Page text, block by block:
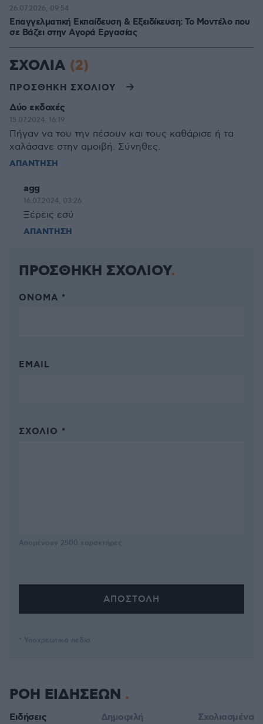
Επαγγελματική Εκπαίδευση & Εξειδίκευση: Το Mοντέλο που
σε Bάζει στην Aγορά Eργασίας
26.07.2026, 09:54
ΣΧΟΛΙΑ (2)
ΠΡΟΣΘΗΚΗ ΣΧΟΛΙΟΥ
Δύο εκδοχές
15.07.2024, 16:19
Πήγαν να του την πέσουν και τους καθάρισε ή τα
χαλάσανε στην αμοιβή. Σύνηθες.
ΑΠΑΝΤΗΣΗ
agg
16.07.2024, 03:26
Ξέρεις εσύ
ΑΠΑΝΤΗΣΗ
ΠΡΟΣΘΗΚΗ ΣΧΟΛΙΟΥ
ΌΝΟΜΑ *
EMAIL
ΣΧΌΛΙΟ *
Απομένουν 2500 χαρακτήρες
* Υποχρεωτικά πεδία
ΡΟΗ ΕΙΔΗΣΕΩΝ
Ειδήσεις Δημοφιλή Σχολιασμένα